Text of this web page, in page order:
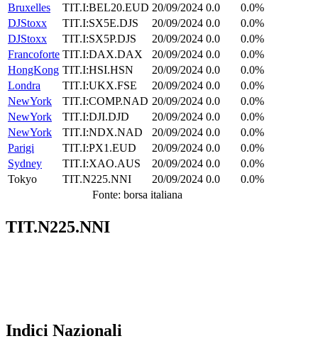
Bruxelles
TIT.I:BEL20.EUD 20/09/2024 0.0
0.0%
DJStoxx
TIT.I:SX5E.DJS 20/09/2024 0.0
0.0%
DJStoxx
TIT.I:SX5P.DJS 20/09/2024 0.0
0.0%
Francoforte TIT.I:DAX.DAX 20/09/2024 0.0
0.0%
HongKong TIT.I:HSI.HSN 20/09/2024 0.0
0.0%
Londra
TIT.I:UKX.FSE 20/09/2024 0.0
0.0%
NewYork
TIT.I:COMP.NAD 20/09/2024 0.0
0.0%
NewYork
TIT.I:DJI.DJD 20/09/2024 0.0
0.0%
NewYork
TIT.I:NDX.NAD 20/09/2024 0.0
0.0%
Parigi
TIT.I:PX1.EUD 20/09/2024 0.0
0.0%
Sydney
TIT.I:XAO.AUS 20/09/2024 0.0
0.0%
Tokyo
TIT.N225.NNI 20/09/2024 0.0
0.0%
Fonte: borsa italiana
TIT.N225.NNI
Indici Nazionali